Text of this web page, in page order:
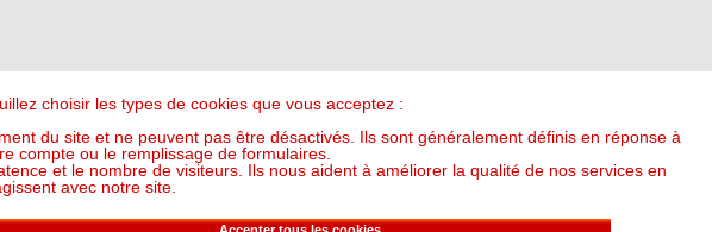
de Monaco 2026
choisir les types de cookies que vous acceptez :
du site et ne peuvent pas être désactivés. Ils sont généralement définis en réponse à
compte ou le remplissage de formulaires.
et le nombre de visiteurs. Ils nous aident à améliorer la qualité de nos services en
avec notre site.